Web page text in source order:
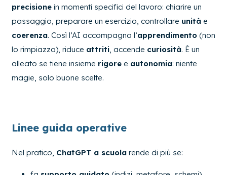
precisionein momenti specifici del lavoro: chiarire un
passaggio, preparare un esercizio, controllare unitàe
coerenza. Così l’AI accompagna l’apprendimento (non
lo rimpiazza), riduce attriti, accende curiosità. È un
alleato se tiene insieme rigoree autonomia: niente
magie, solo buone scelte.
Linee guida operative
Nel pratico, ChatGPT a scuolarende di più se: